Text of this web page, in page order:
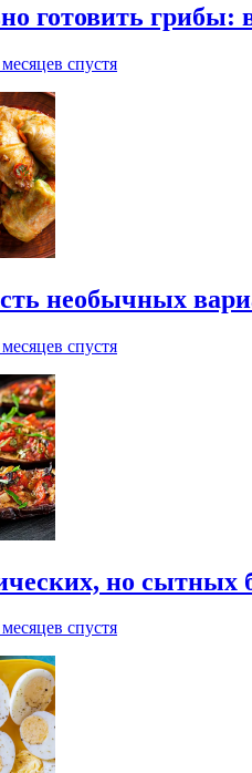
готовить грибы:
месяцев спустя
необычных
месяцев спустя
но сытных
месяцев спустя